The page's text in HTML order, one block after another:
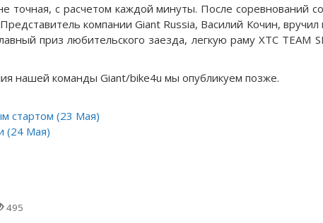
точная, с расчетом каждой минуты. После соревнований
компании Giant Russia, Василий Кочин,
приз любительского заезда, легкую раму XTC TEAM
нашей команды Giant/bike4u мы опубликуем позже.
стартом (23 Мая)
(24 Мая)
495